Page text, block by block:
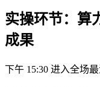
实操环节：算
成果
下午 15:30 进入全场